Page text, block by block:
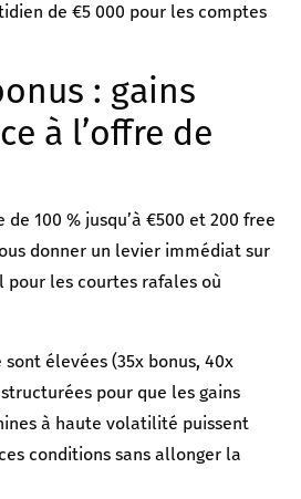
de €5 000 pour les comptes
: gains
à l’offre de
100 % jusqu’à €500 et 200 free
donner un levier immédiat sur
les courtes rafales où
élevées (35x bonus, 40x
pour que les gains
à haute volatilité puissent
conditions sans allonger la